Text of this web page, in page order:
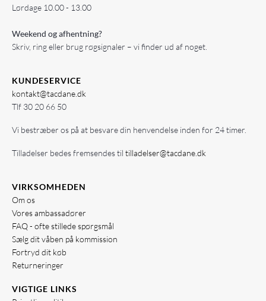
Lørdage 10.00 - 13.00
Weekend og afhentning?
Skriv, ring eller brug røgsignaler – vi finder ud af noget.
KUNDESERVICE
kontakt@tacdane.dk
Tlf 30 20 66 50
Vi bestræber os på at besvare din henvendelse inden for 24 timer.
Tilladelser bedes fremsendes til tilladelser@tacdane.dk
VIRKSOMHEDEN
Om os
Vores ambassadører
FAQ - ofte stillede spørgsmål
Sælg dit våben på kommission
Fortryd dit køb
Returneringer
VIGTIGE LINKS